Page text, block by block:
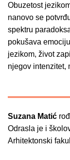
Obuzetost
nanovo se
spektru
pokušava
jezikom, život
njegov intenzitet,
Suzana Matić
Odrasla je i
Arhitektonski